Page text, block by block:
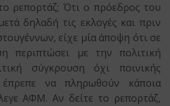
ρεπορτάζ; Ότι ο πρόεδρος του
δηλαδή τις εκλογές και πριν
είχε μία άποψη ότι σε
περιπτώσει με την πολιτική
σύγκρουση όχι ποινικής
να πληρωθούν κάποια
ΑΦΜ. Αν δείτε το ρεπορτάζ,